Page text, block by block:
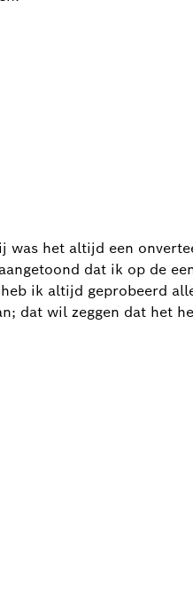
was het altijd een
dat ik op de
ik altijd geprobeerd
dat wil zeggen dat het